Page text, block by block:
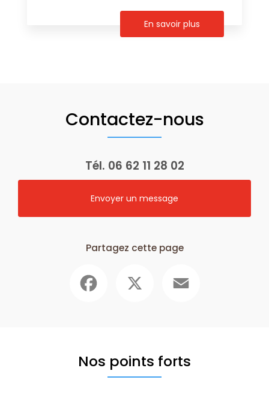
En savoir plus
Contactez-nous
Tél. 06 62 11 28 02
Envoyer un message
Partagez cette page
Nos points forts